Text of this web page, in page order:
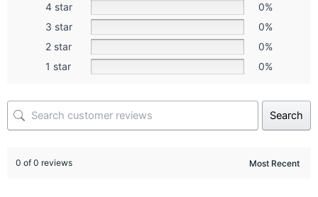
4 star
0%
3 star
0%
2 star
0%
1 star
0%
Search
0 of 0 reviews